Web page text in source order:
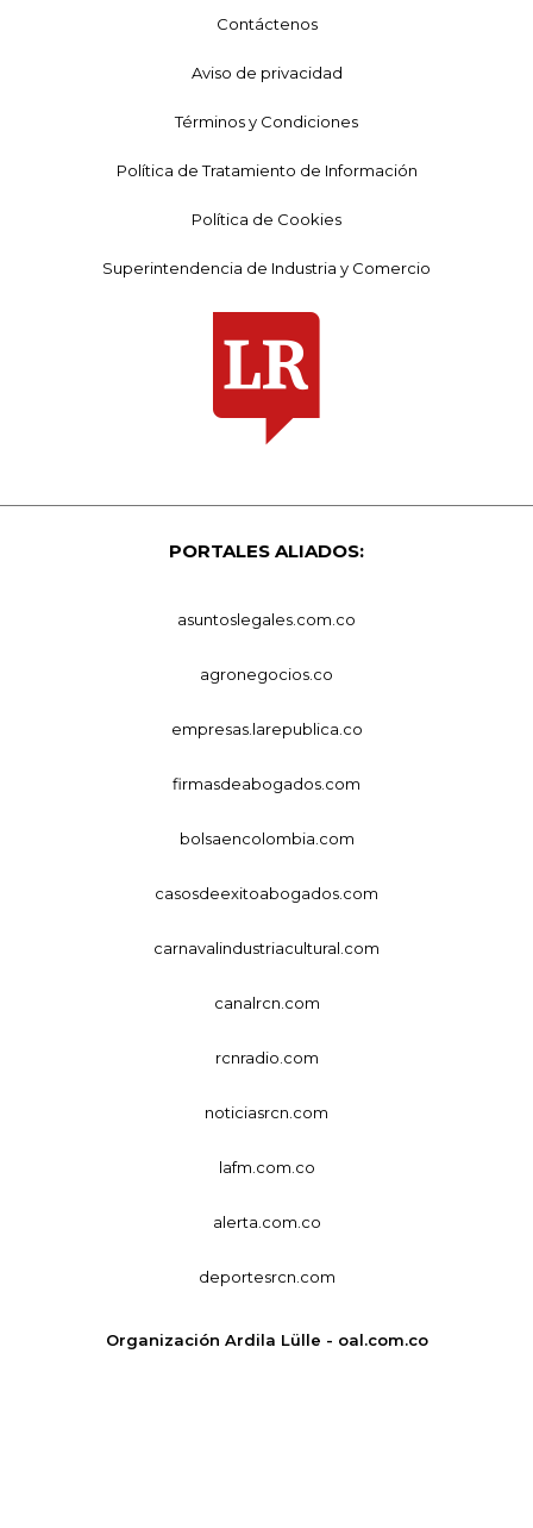
Contáctenos
Aviso de privacidad
Términos y Condiciones
Política de Tratamiento de Información
Política de Cookies
Superintendencia de Industria y Comercio
PORTALES ALIADOS:
asuntoslegales.com.co
agronegocios.co
empresas.larepublica.co
firmasdeabogados.com
bolsaencolombia.com
casosdeexitoabogados.com
carnavalindustriacultural.com
canalrcn.com
rcnradio.com
noticiasrcn.com
lafm.com.co
alerta.com.co
deportesrcn.com
Organización Ardila Lülle - oal.com.co